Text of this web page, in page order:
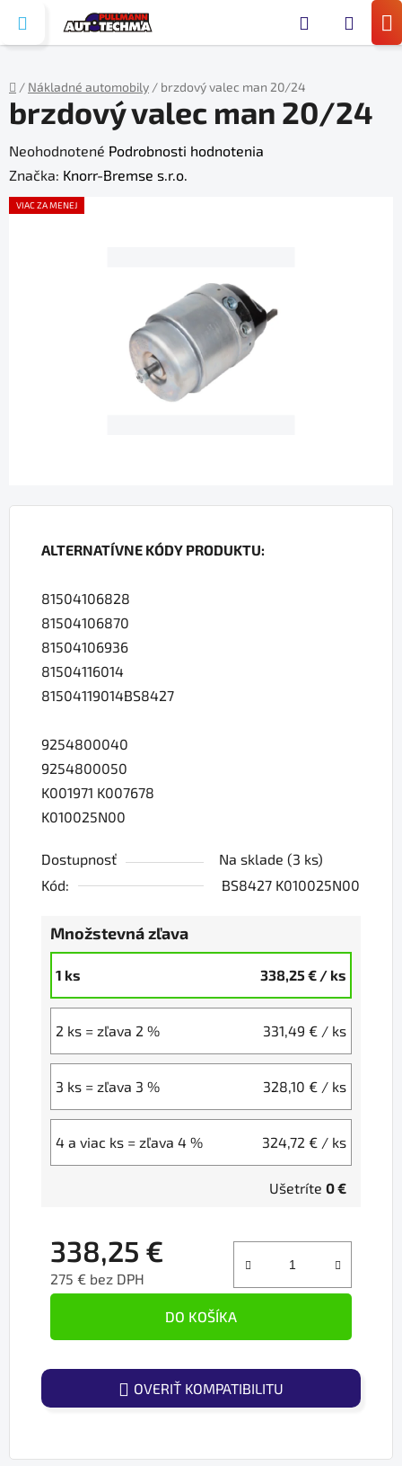
obsah
Domov
/ Nákladné automobily / brzdový valec man 20/24
ALTERNATÍVNE KÓDY PRODUKTU:
81504106828
81504106870
81504106936
81504116014
81504119014BS8427
9254800040
9254800050
K001971 K007678
K010025N00
Dostupnosť Na sklade (3 ks)
Kód:
BS8427 K010025N00
Množstevná zľava
1 ks 338,25 € / ks
2 ks = zľava 2 % 331,49 € / ks
3 ks = zľava 3 % 328,10 € / ks
4 a viac ks = zľava 4 % 324,72 € / ks
Ušetríte 0 €
338,25 €
275 € bez DPH
DO KOŠÍKA
OVERIŤ KOMPATIBILITU
brzdový valec man 20/24
Priemerné
hodnotenie
produktu
Neohodnotené Podrobnosti hodnotenia
Značka: Knorr-Bremse s.r.o.
VIAC ZA MENEJ